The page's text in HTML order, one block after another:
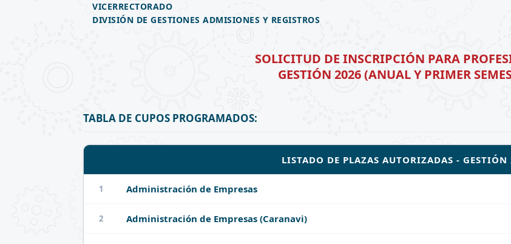
VICERRECTORADO
DIVISIÓN DE GESTIONES ADMISIONES Y REGISTROS
SOLICITUD DE INSCRIPCIÓN PARA
GESTIÓN 2026 (ANUAL Y PRIMER
TABLA DE CUPOS PROGRAMADOS:
LISTADO DE PLAZAS AUTORIZADAS -
1 Administración de Empresas
2 Administración de Empresas (Caranavi)